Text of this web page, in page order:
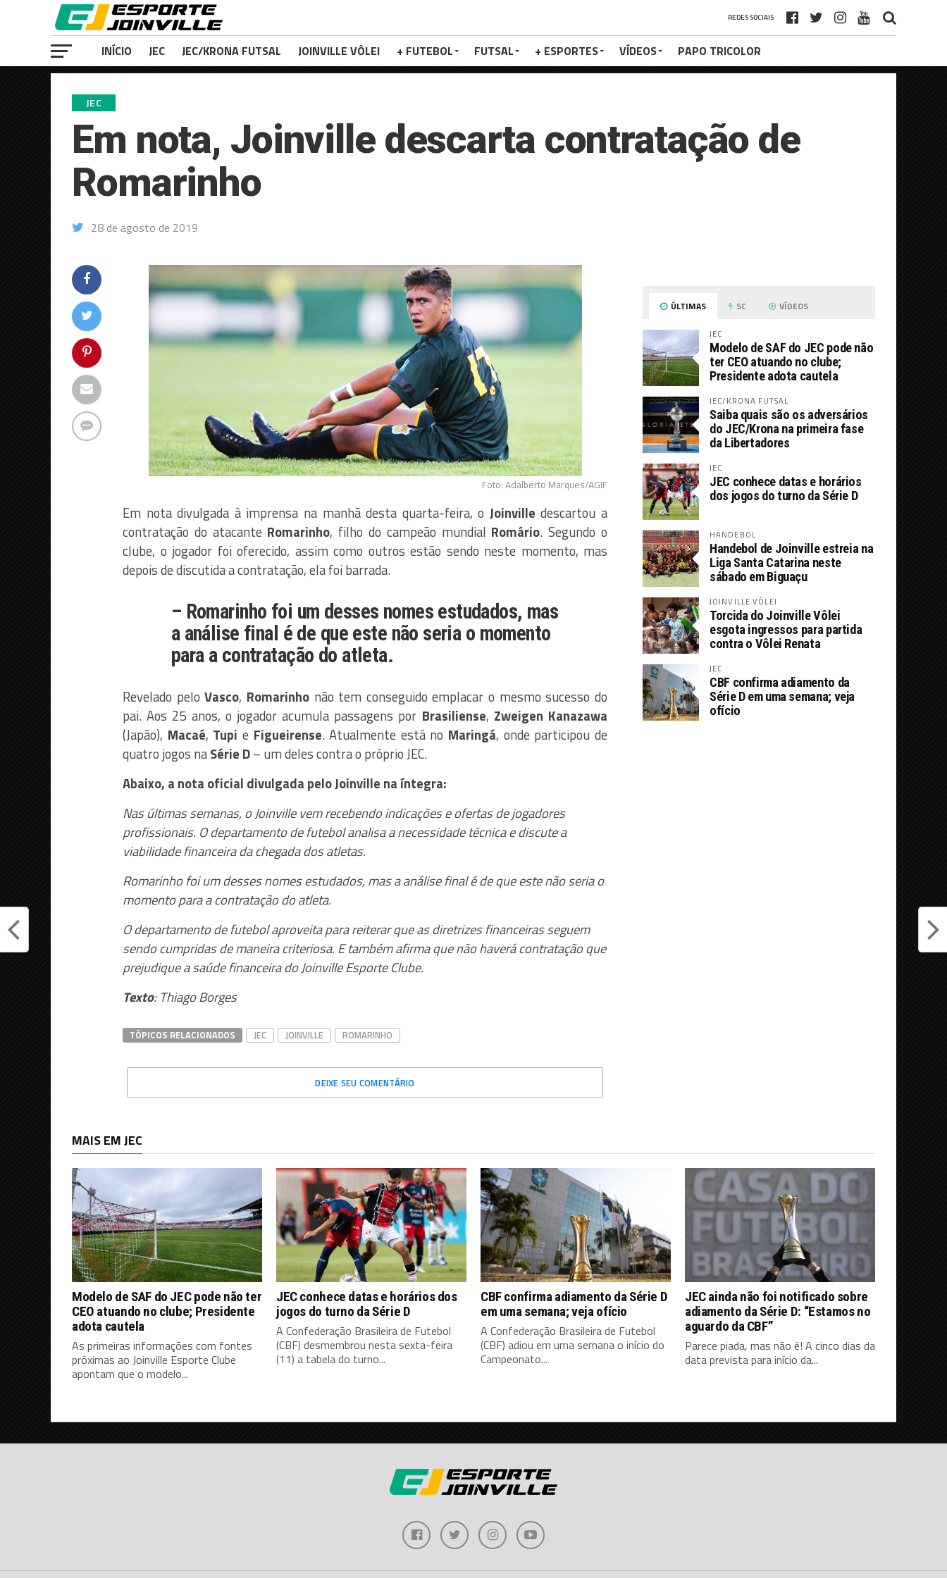
REDES SOCIAIS
INÍCIO JEC JEC/KRONA FUTSAL JOINVILLE VÔLEI + FUTEBOL FUTSAL + ESPORTES VÍDEOS PAPO TRICOLOR
JEC
Em nota, Joinville descarta contratação de
Romarinho
28 de agosto de 2019
Foto: Adalberto Marques/AGIF
Em nota divulgada à imprensa na manhã desta quarta-feira, o Joinville descartou a
contratação do atacante Romarinho, filho do campeão mundial Romário. Segundo o
clube, o jogador foi oferecido, assim como outros estão sendo neste momento, mas
depois de discutida a contratação, ela foi barrada.
– Romarinho foi um desses nomes estudados, mas
a análise final é de que este não seria o momento
para a contratação do atleta.
Revelado peloVasco, Romarinhonão tem conseguido emplacar o mesmo sucesso do
pai. Aos 25 anos, o jogador acumula passagens por Brasiliense, Zweigen Kanazawa
(Japão), Macaé, Tupi e Figueirense. Atualmente está no Maringá, onde participou de
quatro jogos naSérie D– um deles contra o próprio JEC.
Abaixo, a nota oficial divulgada pelo Joinville na íntegra:
Nas últimas semanas, o Joinville vem recebendo indicações e ofertas de jogadores
profissionais. O departamento de futebol analisa a necessidade técnica e discute a
viabilidade financeira da chegada dos atletas.
Romarinho foi um desses nomes estudados, mas a análise final é de que este não seria o
momento para a contratação do atleta.
O departamento de futebol aproveita para reiterar que as diretrizes financeiras seguem
sendo cumpridas de maneira criteriosa. E também afirma que não haverá contratação que
prejudique a saúde financeira do Joinville Esporte Clube.
Texto: Thiago Borges
TÓPICOS RELACIONADOS JEC JOINVILLE ROMARINHO
DEIXE SEU COMENTÁRIO
ÚLTIMAS SC VÍDEOS
JEC
Modelo de SAF do JEC pode não
ter CEO atuando no clube;
Presidente adota cautela
JEC/KRONA FUTSAL
Saiba quais são os adversários
do JEC/Krona na primeira fase
da Libertadores
JEC
JEC conhece datas e horários
dos jogos do turno da Série D
HANDEBOL
Handebol de Joinville estreia na
Liga Santa Catarina neste
sábado em Biguaçu
JOINVILLE VÔLEI
Torcida do Joinville Vôlei
esgota ingressos para partida
contra o Vôlei Renata
JEC
CBF confirma adiamento da
Série D em uma semana; veja
ofício
MAIS EM JEC
Modelo de SAF do JEC pode não ter
CEO atuando no clube; Presidente
adota cautela
As primeiras informações com fontes
próximas ao Joinville Esporte Clube
apontam que o modelo...
JEC conhece datas e horários dos
jogos do turno da Série D
A Confederação Brasileira de Futebol
(CBF) desmembrou nesta sexta-feira
(11) a tabela do turno...
CBF confirma adiamento da Série D
em uma semana; veja ofício
A Confederação Brasileira de Futebol
(CBF) adiou em uma semana o início do
Campeonato...
JEC ainda não foi notificado sobre
adiamento da Série D: “Estamos no
aguardo da CBF”
Parece piada, mas não é! A cinco dias da
data prevista para início da...